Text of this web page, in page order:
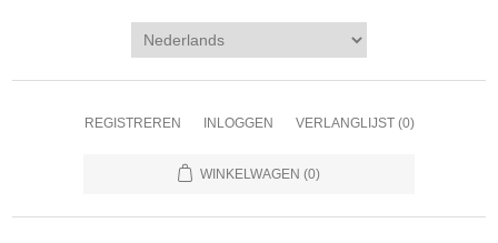
REGISTREREN INLOGGEN VERLANGLIJST (0)
WINKELWAGEN (0)